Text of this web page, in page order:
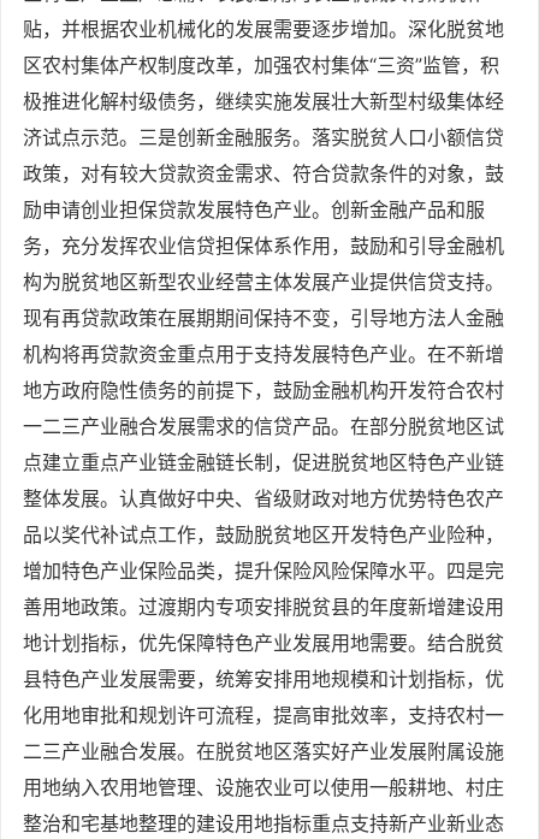
贴，并根据农业机械化的发展需要逐步增加。深化脱贫地
区农村集体产权制度改革，加强农村集体“三资”监管，积
极推进化解村级债务，继续实施发展壮大新型村级集体经
济试点示范。三是创新金融服务。落实脱贫人口小额信贷
政策，对有较大贷款资金需求、符合贷款条件的对象，鼓
励申请创业担保贷款发展特色产业。创新金融产品和服
务，充分发挥农业信贷担保体系作用，鼓励和引导金融机
构为脱贫地区新型农业经营主体发展产业提供信贷支持。
现有再贷款政策在展期期间保持不变，引导地方法人金融
机构将再贷款资金重点用于支持发展特色产业。在不新增
地方政府隐性债务的前提下，鼓励金融机构开发符合农村
一二三产业融合发展需求的信贷产品。在部分脱贫地区试
点建立重点产业链金融链长制，促进脱贫地区特色产业链
整体发展。认真做好中央、省级财政对地方优势特色农产
品以奖代补试点工作，鼓励脱贫地区开发特色产业险种，
增加特色产业保险品类，提升保险风险保障水平。四是完
善用地政策。过渡期内专项安排脱贫县的年度新增建设用
地计划指标，优先保障特色产业发展用地需要。结合脱贫
县特色产业发展需要，统筹安排用地规模和计划指标，优
化用地审批和规划许可流程，提高审批效率，支持农村一
二三产业融合发展。在脱贫地区落实好产业发展附属设施
用地纳入农用地管理、设施农业可以使用一般耕地、村庄
整治和宅基地整理的建设用地指标重点支持新产业新业态